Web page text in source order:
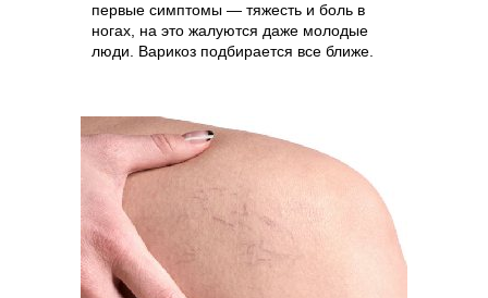
первые симптомы — тяжесть и боль в
ногах, на это жалуются даже молодые
люди. Варикоз подбирается все ближе.